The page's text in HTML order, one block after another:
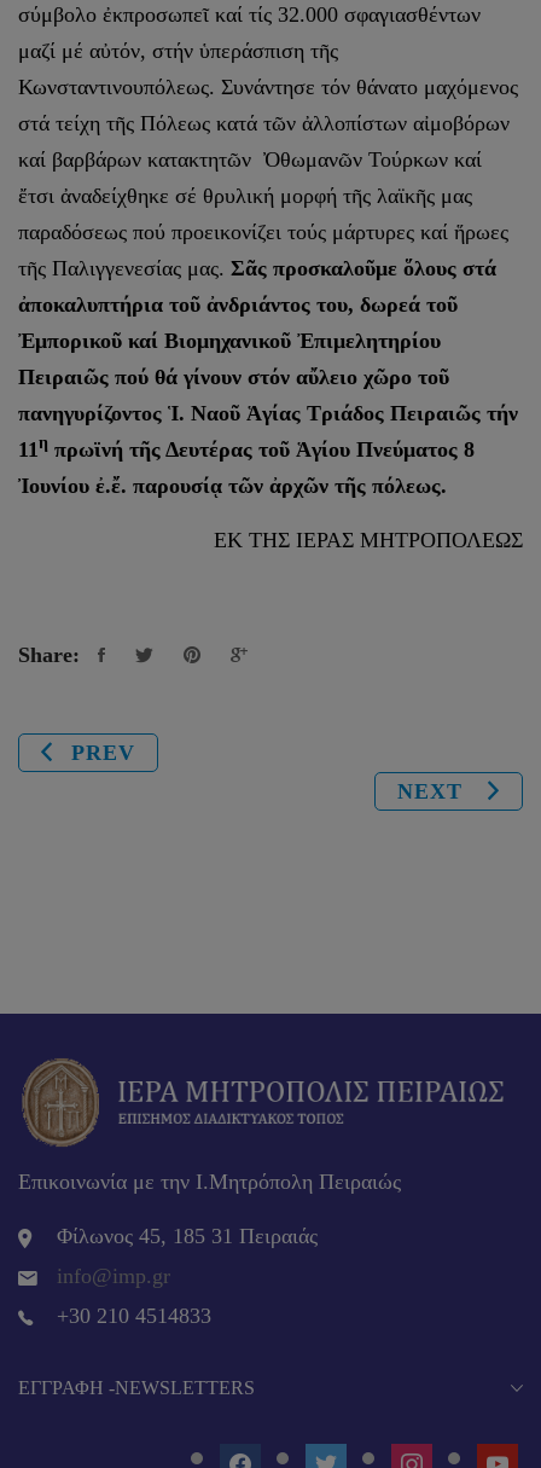
σύμβολο ἐκπροσωπεῖ καί τίς 32.000 σφαγιασθέντων
μαζί μέ αὐτόν, στήν ὑπεράσπιση τῆς
Κωνσταντινουπόλεως. Συνάντησε τόν θάνατο μαχόμενος
στά τείχη τῆς Πόλεως κατά τῶν ἀλλοπίστων αἰμοβόρων
καί βαρβάρων κατακτητῶν Ὀθωμανῶν Τούρκων καί
ἔτσι ἀναδείχθηκε σέ θρυλική μορφή τῆς λαϊκῆς μας
παραδόσεως πού προεικονίζει τούς μάρτυρες καί ἥρωες
τῆς Παλιγγενεσίας μας. Σᾶς προσκαλοῦμε ὅλους στά
ἀποκαλυπτήρια τοῦ ἀνδριάντος του, δωρεά τοῦ
Ἐμπορικοῦ καί Βιομηχανικοῦ Ἐπιμελητηρίου
Πειραιῶς πού θά γίνουν στόν αὔλειο χῶρο τοῦ
πανηγυρίζοντος Ἱ. Ναοῦ Ἁγίας Τριάδος Πειραιῶς τήν
11 η πρωϊνή τῆς Δευτέρας τοῦ Ἁγίου Πνεύματος 8
Ἰουνίου ἐ.ἔ. παρουσίᾳ τῶν ἀρχῶν τῆς πόλεως.
ΕΚ ΤΗΣ ΙΕΡΑΣ ΜΗΤΡΟΠΟΛΕΩΣ
Share:
PREV
NEXT
Επικοινωνία με την Ι.Μητρόπολη Πειραιώς
Φίλωνος 45, 185 31 Πειραιάς
info@imp.gr
+30 210 4514833
EΓΓΡΑΦΉ -NEWSLETTERS
FACEBOOKTWITTER INSTAGRAM